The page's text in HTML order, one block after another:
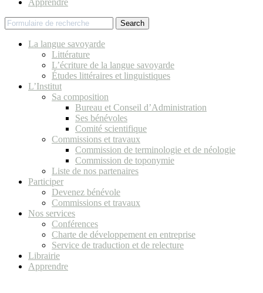
Apprendre
Search
La langue savoyarde
Littérature
L’écriture de la langue savoyarde
Études littéraires et linguistiques
L’Institut
Sa composition
Bureau et Conseil d’Administration
Ses bénévoles
Comité scientifique
Commissions et travaux
Commission de terminologie et de néologie
Commission de toponymie
Liste de nos partenaires
Participer
Devenez bénévole
Commissions et travaux
Nos services
Conférences
Charte de développement en entreprise
Service de traduction et de relecture
Librairie
Apprendre